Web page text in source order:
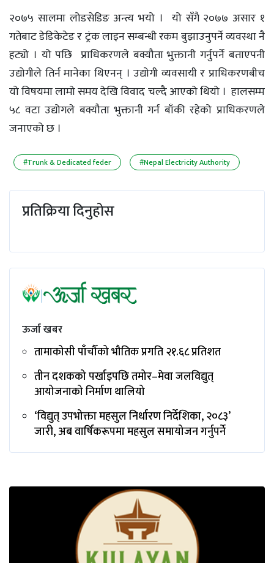
२०७५ सालमा लोडसेडिङ अन्त्य भयो । यो सँगै २०७७ असार १
गतेबाट डेडिकेटेड र ट्रंक लाइन सम्बन्धी रकम बुझाउनुपर्ने व्यवस्था नै
हट्यो । यो पछि प्राधिकरणले बक्यौता भुक्तानी गर्नुपर्ने बताएपनी
उद्योगीले तिर्न मानेका थिएनन् । उद्योगी व्यवसायी र प्राधिकरणबीच
यो विषयमा लामो समय देखि विवाद चल्दै आएको थियो । हालसम्म
५८ वटा उद्योगले बक्यौता भुक्तानी गर्न बाँकी रहेको प्राधिकरणले
जनाएको छ ।
#Trunk & Dedicated feder #Nepal Electricity Authority
प्रतिक्रिया दिनुहोस
ऊर्जा खबर
तामाकोसी पाँचौँको भौतिक प्रगति २१.६८ प्रतिशत
तीन दशकको पर्खाइपछि तमोर–मेवा जलविद्युत्
आयोजनाको निर्माण थालियो
‘विद्युत् उपभोक्ता महसुल निर्धारण निर्देशिका, २०८३’
जारी, अब वार्षिकरूपमा महसुल समायोजन गर्नुपर्ने